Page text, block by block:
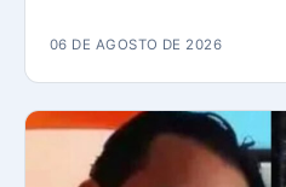
06 DE AGOSTO DE 2026